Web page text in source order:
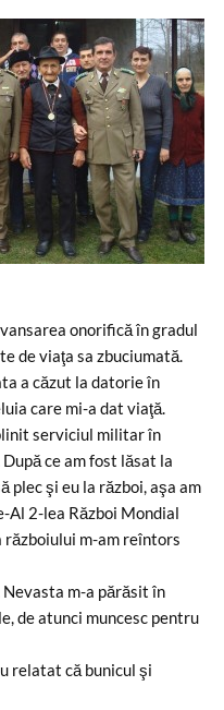
onorifică în gradul
de viaţa sa zbuciumată.
a căzut la datorie în
care mi-a dat viaţă.
serviciul militar în
ce am fost lăsat la
plec şi eu la război, aşa am
Al 2-lea Război Mondial
războiului m-am reîntors
Nevasta m-a părăsit în
de atunci muncesc pentru
relatat că bunicul şi